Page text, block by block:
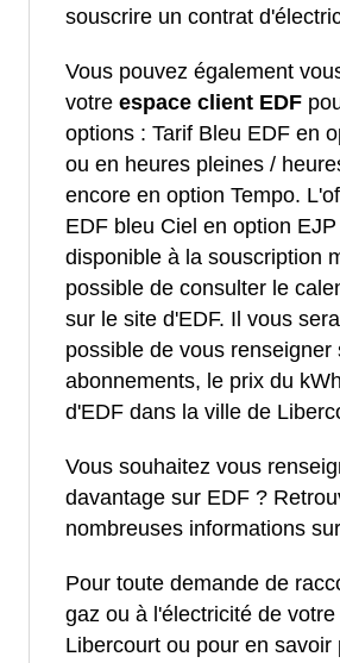
souscrire un contrat
Vous pouvez également
votre espace client EDF
options : Tarif Bleu EDF en
ou en heures pleines /
encore en option Tempo.
EDF bleu Ciel en option
disponible à la souscription
possible de consulter le
sur le site d'EDF. Il vous
possible de vous renseigner
abonnements, le prix du
d'EDF dans la ville de
Vous souhaitez vous
davantage sur EDF ?
nombreuses informations
Pour toute demande de
gaz ou à l'électricité de
Libercourt ou pour en savoir